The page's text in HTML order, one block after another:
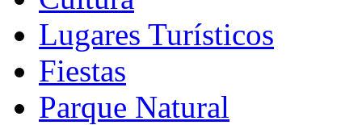
Lugares Turísticos
Fiestas
Parque Natural